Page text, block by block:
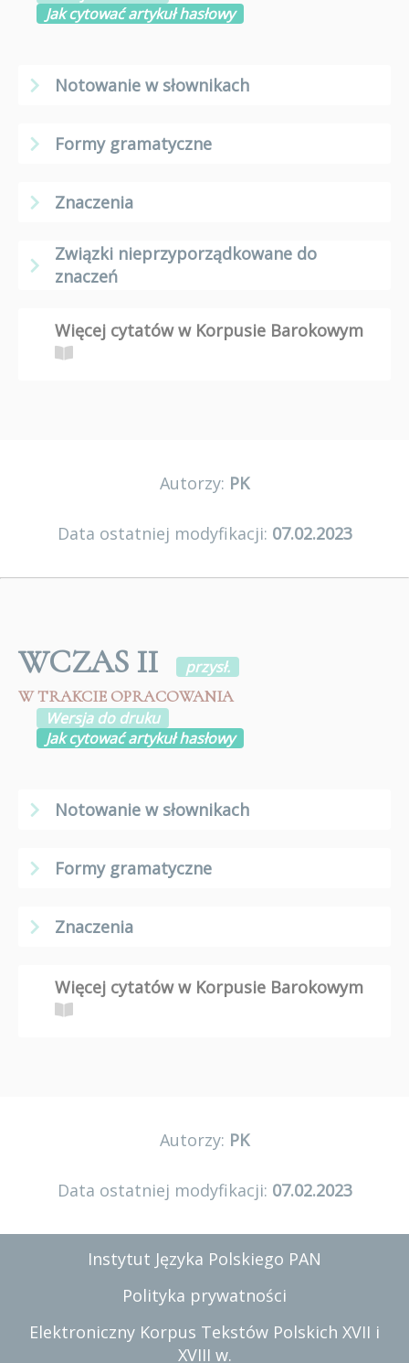
Jak cytować artykuł hasłowy
Notowanie w słownikach
Formy gramatyczne
Znaczenia
Związki nieprzyporządkowane do
znaczeń
Więcej cytatów w Korpusie Barokowym
Autorzy: PK
Data ostatniej modyfikacji: 07.02.2023
WCZAS II
przysł.
W TRAKCIE OPRACOWANIA
Wersja do druku
Jak cytować artykuł hasłowy
Notowanie w słownikach
Formy gramatyczne
Znaczenia
Więcej cytatów w Korpusie Barokowym
Autorzy: PK
Data ostatniej modyfikacji: 07.02.2023
Instytut Języka Polskiego PAN
Polityka prywatności
Elektroniczny Korpus Tekstów Polskich XVII i
XVIII w.